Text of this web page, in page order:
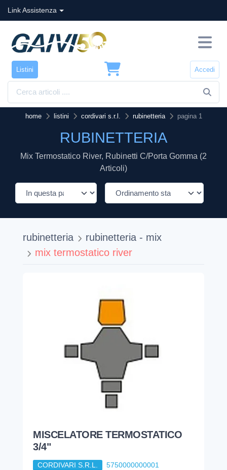
Link Assistenza
Listini Accedi
home listini cordivari s.r.l. rubinetteria pagina 1
RUBINETTERIA
Mix Termostatico River, Rubinetti C/porta Gomma (2
Articoli)
rubinetteria
rubinetteria - mix
mix termostatico river
MISCELATORE TERMOSTATICO
3/4"
CORDIVARI S.R.L. 5750000000001